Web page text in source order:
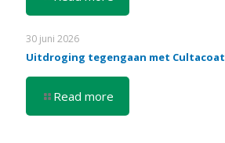
30 juni 2026
Uitdroging tegengaan met Cultacoat
Read more